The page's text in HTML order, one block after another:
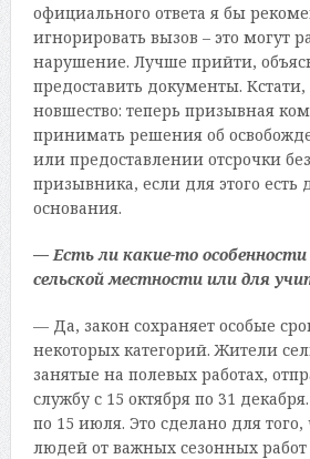
официального ответа я бы
игнорировать вызов – это могут
нарушение. Лучше прийти,
предоставить документы.
новшество: теперь призывная
принимать решения об
или предоставлении отсрочки
призывника, если для этого есть
основания.
— Есть ли какие-то
сельской местности или для
— Да, закон сохраняет особые
некоторых категорий. Жители
занятые на полевых работах,
службу с 15 октября по 31
по 15 июля. Это сделано для
людей от важных сезонных работ